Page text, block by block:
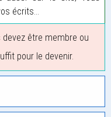
écrits...
être membre ou
pour le devenir.